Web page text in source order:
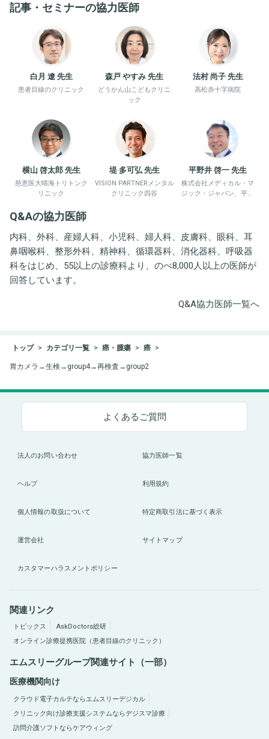
記事・セミナーの協力医師
白月 遼 先生
患者目線のクリニック
森戸 やすみ 先生
どうかん山こどもクリニ
ック
法村 尚子 先生
高松赤十字病院
横山 啓太郎 先生
慈恵医大晴海トリトンク
リニック
堤 多可弘 先生
VISION PARTNERメンタル
クリニック四谷
平野井 啓一 先生
株式会社メディカル・マ
ジック・ジャパン、平野
Q&Aの協力医師
内科、外科、産婦人科、小児科、婦人科、皮膚科、眼科、耳
鼻咽喉科、整形外科、精神科、循環器科、消化器科、呼吸器
科をはじめ、55以上の診療科より、のべ8,000人以上の医師が
回答しています。
Q&A協力医師一覧へ
トップ カテゴリ一覧 癌・腫瘍 癌
胃カメラ→生検→group4→再検査→group2
よくあるご質問
法人のお問い合わせ 協力医師一覧
ヘルプ 利用規約
個人情報の取扱について 特定商取引法に基づく表示
運営会社 サイトマップ
カスタマーハラスメントポリシー
関連リンク
トピックス
AskDoctors総研
オンライン診療提携医院（患者目線のクリニック）
エムスリーグループ関連サイト（一部）
医療機関向け
クラウド電子カルテならエムスリーデジカル
クリニック向け診療支援システムならデジスマ診療
訪問介護ソフトならケアウィング